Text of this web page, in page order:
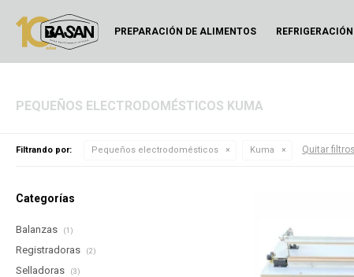
PREPARACIÓN DE ALIMENTOS REFRIGERACIÓN
PEQUEÑOS ELECTRODOMÉSTICOS KUMA
Filtrando por: Pequeños electrodomésticos Kuma Quitar filtros
Categorías
Balanzas (1)
Registradoras (2)
Selladoras (3)